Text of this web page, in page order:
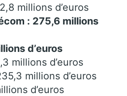
millions d’euros
: 275,6 millions
d’euros
millions d’euros
millions d’euros
d’euros